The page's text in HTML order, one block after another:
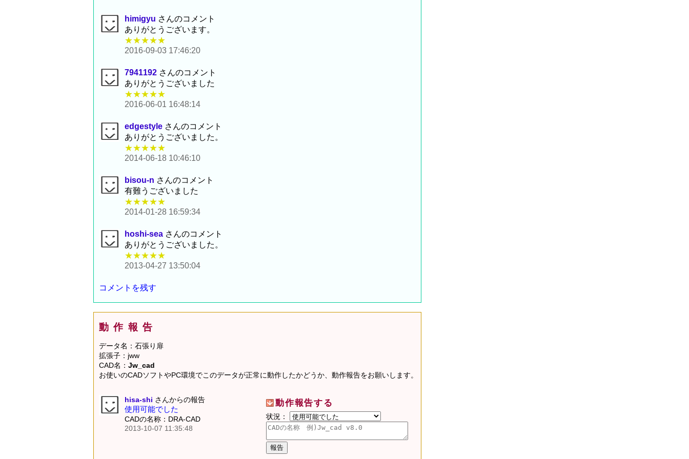
himigyu さんのコメント
ありがとうございます。
★★★★★
2016-09-03 17:46:20
7941192 さんのコメント
ありがとうございました
★★★★★
2016-06-01 16:48:14
edgestyle さんのコメント
ありがとうございました。
★★★★★
2014-06-18 10:46:10
bisou-n さんのコメント
有難うございました
★★★★★
2014-01-28 16:59:34
hoshi-sea さんのコメント
ありがとうございました。
★★★★★
2013-04-27 13:50:04
コメントを残す
動作報告
データ名：石張り扉
拡張子：jww
CAD名： Jw_cad
お使いのCADソフトやPC環境でこのデータが正常に動作したかどうか、動作報告をお願いします。
動作報告する
状況：
hisa-shi さんからの報告
使用可能でした
CADの名称：DRA-CAD
2013-10-07 11:35:48